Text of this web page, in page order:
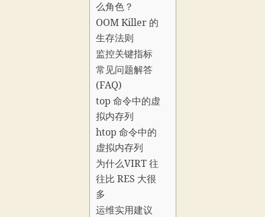
么角色？
OOM Killer 的
生存法则
监控关键指标
常见问题解答
(FAQ)
top 命令中的虚
拟内存列
htop 命令中的
虚拟内存列
为什么VIRT 往
往比 RES 大很
多
运维实用建议